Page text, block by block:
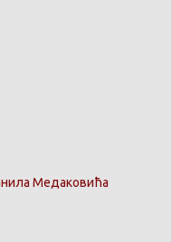
Медаковића